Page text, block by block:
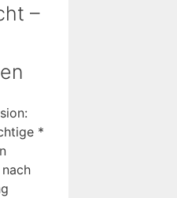
–
*